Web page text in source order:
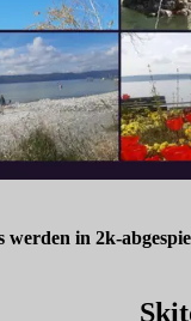
werden in 2k-